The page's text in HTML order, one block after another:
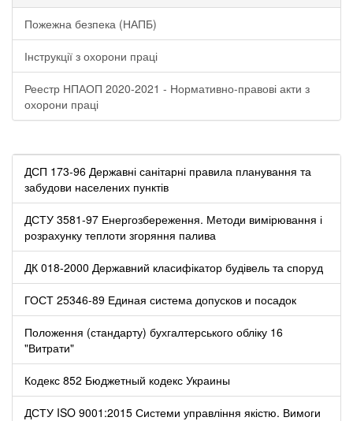
Пожежна безпека (НАПБ)
Інструкції з охорони праці
Реестр НПАОП 2020-2021 - Нормативно-правові акти з
охорони праці
ДСП 173-96 Державні санітарні правила планування та
забудови населених пунктів
ДСТУ 3581-97 Енергозбереження. Методи вимірювання і
розрахунку теплоти згоряння палива
ДК 018-2000 Державний класифікатор будівель та споруд
ГОСТ 25346-89 Единая система допусков и посадок
Положення (стандарту) бухгалтерського обліку 16
"Витрати"
Кодекс 852 Бюджетный кодекс Украины
ДСТУ ISO 9001:2015 Системи управління якістю. Вимоги